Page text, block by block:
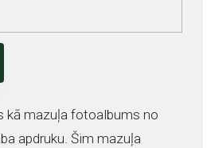
kā mazuļa fotoalbums no
apdruku. Šim mazuļa